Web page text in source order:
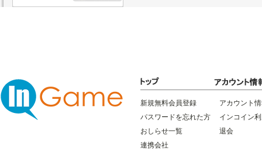
ぶっ飛び三国
新規無料会員登録
パスワードを忘れた方
おしらせ一覧
連携会社
アカウント
インコイン
退会